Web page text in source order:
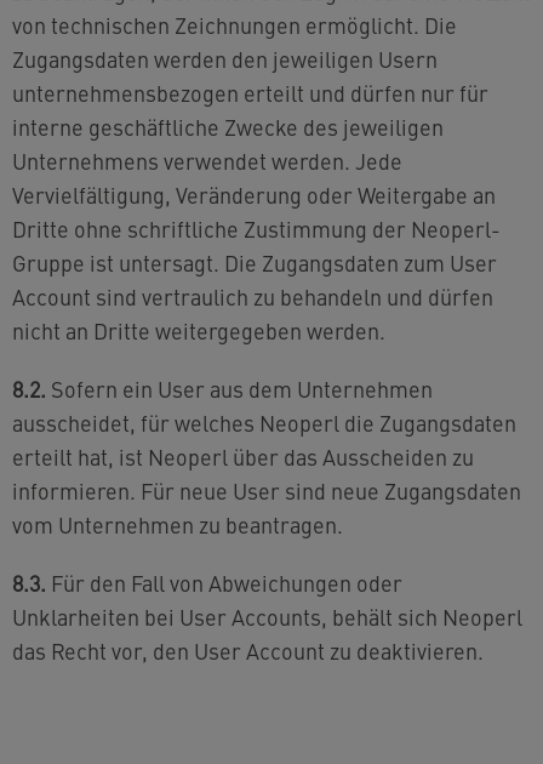
von technischen Zeichnungen ermöglicht. Die
Zugangsdaten werden den jeweiligen Usern
unternehmensbezogen erteilt und dürfen nur für
interne geschäftliche Zwecke des jeweiligen
Unternehmens verwendet werden. Jede
Vervielfältigung, Veränderung oder Weitergabe an
Dritte ohne schriftliche Zustimmung der Neoperl-
Gruppe ist untersagt. Die Zugangsdaten zum User
Account sind vertraulich zu behandeln und dürfen
nicht an Dritte weitergegeben werden.
8.2. Sofern ein User aus dem Unternehmen
ausscheidet, für welches Neoperl die Zugangsdaten
erteilt hat, ist Neoperl über das Ausscheiden zu
informieren. Für neue User sind neue Zugangsdaten
vom Unternehmen zu beantragen.
8.3. Für den Fall von Abweichungen oder
Unklarheiten bei User Accounts, behält sich Neoperl
das Recht vor, den User Account zu deaktivieren.